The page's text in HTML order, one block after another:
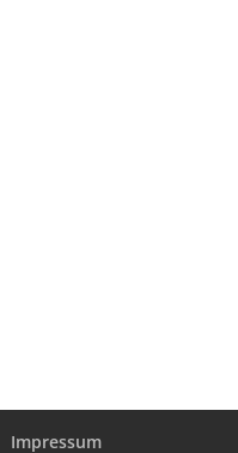
Impressum